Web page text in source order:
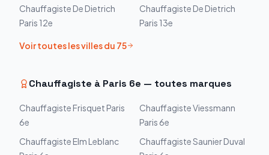
Chauffagiste De Dietrich
Paris 12e
Chauffagiste De Dietrich
Paris 13e
Voir toutes les villes du 75
Chauffagiste à Paris 6e — toutes marques
Chauffagiste Frisquet Paris
6e
ChauffagisteViessmann
Paris 6e
Chauffagiste Elm Leblanc
ChauffagisteSaunier Duval